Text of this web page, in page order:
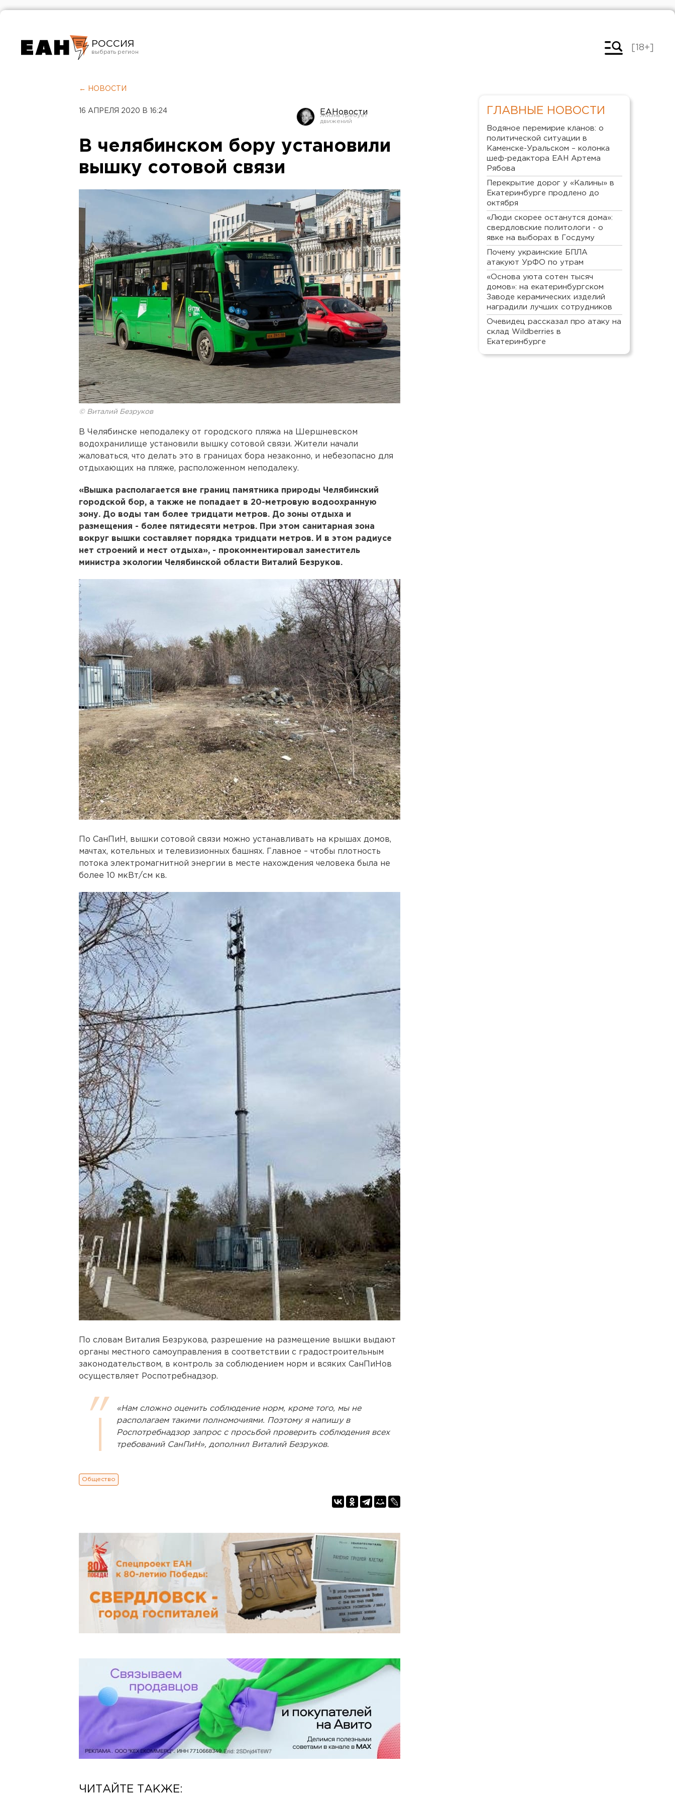
РОССИЯ
Челябинск
[18+]
← НОВОСТИ
16 АПРЕЛЯ 2020 В 16:24 ЕАНовости
В челябинском бору установили
вышку сотовой связи
© Виталий Безруков
В Челябинске неподалеку от городского пляжа на Шершневском
водохранилище установили вышку сотовой связи. Жители начали
жаловаться, что делать это в границах бора незаконно, и небезопасно для
отдыхающих на пляже, расположенном неподалеку.
«Вышка располагается вне границ памятника природы Челябинский
городской бор, а также не попадает в 20-метровую водоохранную
зону. До воды там более тридцати метров. До зоны отдыха и
размещения - более пятидесяти метров. При этом санитарная зона
вокруг вышки составляет порядка тридцати метров. И в этом радиусе
нет строений и мест отдыха», - прокомментировал заместитель
министра экологии Челябинской области Виталий Безруков.
По СанПиН, вышки сотовой связи можно устанавливать на крышах домов,
мачтах, котельных и телевизионных башнях. Главное – чтобы плотность
потока электромагнитной энергии в месте нахождения человека была не
более 10 мкВт/см кв.
По словам Виталия Безрукова, разрешение на размещение вышки выдают
органы местного самоуправления в соответствии с градостроительным
законодательством, в контроль за соблюдением норм и всяких СанПиНов
осуществляет Роспотребнадзор.
«Нам сложно оценить соблюдение норм, кроме того, мы не
располагаем такими полномочиями. Поэтому я напишу в
Роспотребнадзор запрос с просьбой проверить соблюдения всех
требований СанПиН», дополнил Виталий Безруков.
Общество
ЧИТАЙТЕ ТАКЖЕ:
ГЛАВНЫЕ НОВОСТИ
Водяное перемирие кланов: о
политической ситуации в
Каменске-Уральском – колонка
шеф-редактора ЕАН Артема
Рябова
Перекрытие дорог у «Калины» в
Екатеринбурге продлено до
октября
«Люди скорее останутся дома»:
свердловские политологи - о
явке на выборах в Госдуму
Почему украинские БПЛА
атакуют УрФО по утрам
«Основа уюта сотен тысяч
домов»: на екатеринбургском
Заводе керамических изделий
наградили лучших сотрудников
Очевидец рассказал про атаку на
склад Wildberries в
Екатеринбурге